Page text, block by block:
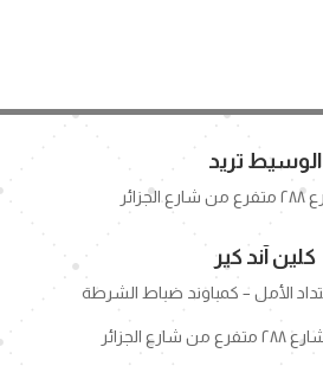
الوسيط تريد
كلين آند كير